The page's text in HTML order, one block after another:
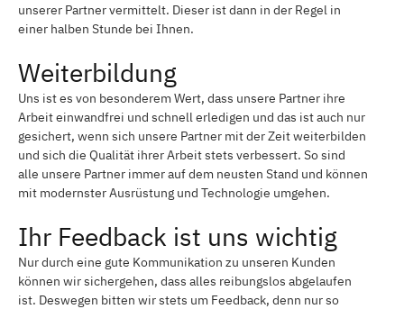
unserer Partner vermittelt. Dieser ist dann in der Regel in
einer halben Stunde bei Ihnen.
Weiterbildung
Uns ist es von besonderem Wert, dass unsere Partner ihre
Arbeit einwandfrei und schnell erledigen und das ist auch nur
gesichert, wenn sich unsere Partner mit der Zeit weiterbilden
und sich die Qualität ihrer Arbeit stets verbessert. So sind
alle unsere Partner immer auf dem neusten Stand und können
mit modernster Ausrüstung und Technologie umgehen.
Ihr Feedback ist uns wichtig
Nur durch eine gute Kommunikation zu unseren Kunden
können wir sichergehen, dass alles reibungslos abgelaufen
ist. Deswegen bitten wir stets um Feedback, denn nur so